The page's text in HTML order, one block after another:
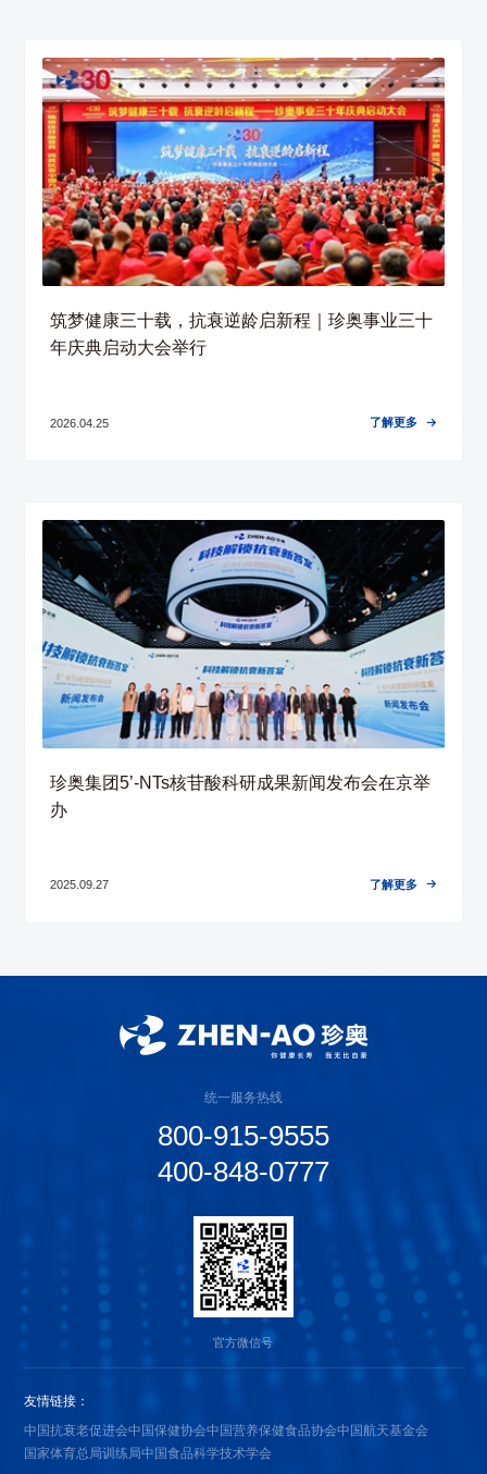
筑梦健康三十载，抗衰逆龄启新程｜珍奥事业三十
年庆典启动大会举行
2026.04.25 了解更多 
珍奥集团5’-NTs核苷酸科研成果新闻发布会在京举
办
2025.09.27 了解更多 
统一服务热线
800-915-9555
400-848-0777
官方微信号
友情链接：
中国抗衰老促进会中国保健协会中国营养保健食品协会中国航天基金会
国家体育总局训练局中国食品科学技术学会